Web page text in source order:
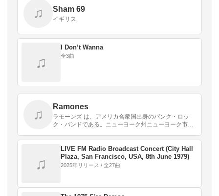
♫ Sham 69
イギリス
♫
I Don’t Wanna
全3曲
♫
Ramones
ラモーンズ は、アメリカ合衆国出身のパンク・ロッ
ク・バンドである。ニューヨーク州ニューヨーク市で
の重要バンドの一つで、後のパンク・ムーブメントに
大き…
♫
LIVE FM Radio Broadcast Concert (City Hall
Plaza, San Francisco, USA, 8th June 1979)
2025年リリース / 全27曲